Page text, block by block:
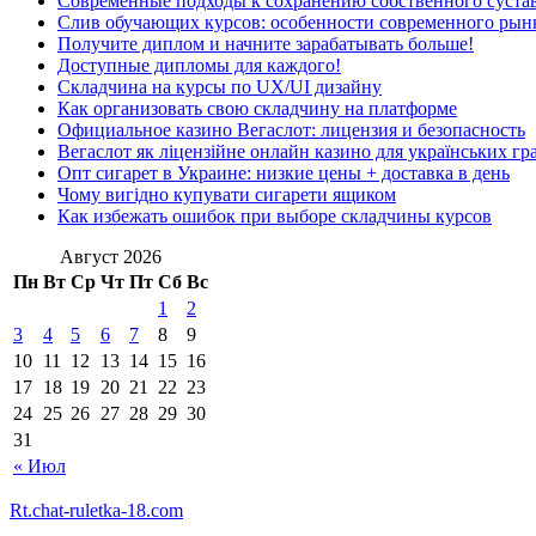
Слив обучающих курсов: особенности современного
Получите диплом и начните зарабатывать больше!
Доступные дипломы для каждого!
Складчина на курсы по UX/UI дизайну
Как организовать свою складчину на платформе
Официальное казино Вегаслот: лицензия и безопасность
Вегаслот як ліцензійне онлайн казино для українських
Опт сигарет в Украине: низкие цены + доставка в день
Чому вигідно купувати сигарети ящиком
Как избежать ошибок при выборе складчины курсов
Август 2026
Пн Вт Ср Чт Пт Сб Вс
« Июл
1
2
3
4 5 6 7 8
9
10 11 12 13 14 15 16
17 18 19 20 21 22 23
24 25 26 27 28 29 30
31
Rt.chat-ruletka-18.com